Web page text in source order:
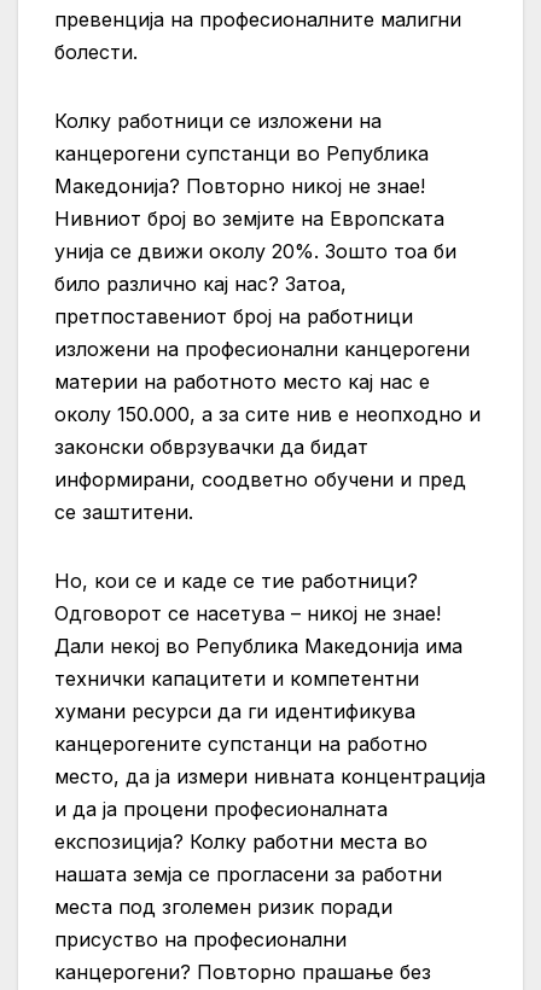
превенција на професионалните малигни
болести.
Колку работници се изложени на
канцерогени супстанци во Република
Македонија? Повторно никој не знае!
Нивниот број во земјите на Европската
унија се движи околу 20%. Зошто тоа би
било различно кај нас? Затоа,
претпоставениот број на работници
изложени на професионални канцерогени
материи на работното место кај нас е
околу 150.000, а за сите нив е неопходно и
законски обврзувачки да бидат
информирани, соодветно обучени и пред
се заштитени.
Но, кои се и каде се тие работници?
Одговорот се насетува – никој не знае!
Дали некој во Република Македонија има
технички капацитети и компетентни
хумани ресурси да ги идентификува
канцерогените супстанци на работно
место, да ја измери нивната концентрација
и да ја процени професионалната
експозиција? Колку работни места во
нашата земја се прогласени за работни
места под зголемен ризик поради
присуство на професионални
канцерогени? Повторно прашање без